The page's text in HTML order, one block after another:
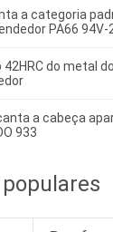
a categoria
PA66 94V-
do metal
a cabeça
933